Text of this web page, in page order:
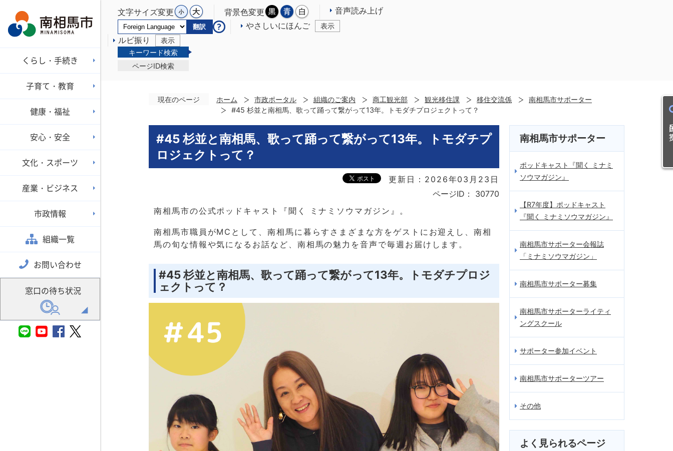
文字サイズ変更 背景色変更 音声読み上げ
翻訳 やさしいにほんご 表示
ルビ振り
表示
キーワード検索
ページID検索
くらし・手続き
子育て・教育
健康・福祉
安心・安全
文化・スポーツ
産業・ビジネス
市政情報
組織一覧
お問い合わせ
窓口の待ち状況
目
現在のページ ホーム 市政ポータル 組織のご案内 商工観光部 観光移住課 移住交流係
南相馬市サポーター
#45 杉並と南相馬、歌って踊って繋がって13年。トモダチプロジェクトって？
#45 杉並と南相馬、歌って踊って繋がって13年。トモダチプ
ロジェクトって？
更新日：2026年03月23日
ページID：
30770
南相馬市の公式ポッドキャスト『聞く ミナミソウマガジン』。
南相馬市職員がMCとして、南相馬に暮らすさまざまな方をゲストにお迎えし、南相
馬の旬な情報や気になるお話など、南相馬の魅力を音声で毎週お届けします。
#45 杉並と南相馬、歌って踊って繋がって13年。トモダチプロジ
ェクトって？
南相馬市サポーター
ポッドキャスト『聞く ミナミ
ソウマガジン』
【R7年度】ポッドキャスト
『聞く ミナミソウマガジン』
南相馬市サポーター会報誌
「ミナミソウマガジン」
南相馬市サポーター募集
南相馬市サポーターライティ
ングスクール
サポーター参加イベント
南相馬市サポーターツアー
その他
よく見られるページ